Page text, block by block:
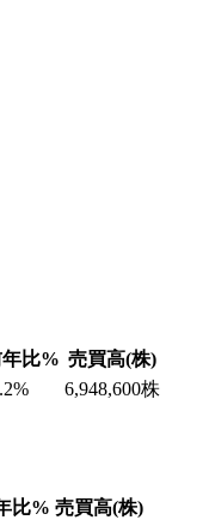
比% 売買高(株)
% 6,948,600株
比% 売買高(株)